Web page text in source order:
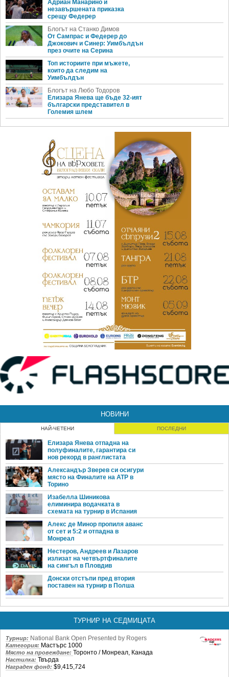
Адриан Манарино и
незавършената приказка
срещу Федерер
Блогът на Станко Димов
От Сампрас и Федерер до
Джокович и Синер: Уимбълдън
през очите на Серина
Топ историите при мъжете,
които да следим на
Уимбълдън
Блогът на Любо Тодоров
Елизара Янева ще бъде 32-ият
български представител в
Големия шлем
НОВИНИ
НАЙ-ЧЕТЕНИ ПОСЛЕДНИ
Елизара Янева отпадна на
полуфиналите, гарантира си
нов рекорд в ранглистата
Александър Зверев си осигури
място на Финалите на ATP в
Торино
Изабелла Шиникова
елиминира водачката в
схемата на турнир в Испания
Алекс де Минор пропиля аванс
от сет и 5:2 и отпадна в
Монреал
Нестеров, Андреев и Лазаров
излизат на четвъртфиналите
на сингъл в Пловдив
Донски отстъпи пред втория
поставен на турнир в Полша
ТУРНИР НА СЕДМИЦАТА
Турнир: National Bank Open Presented by Rogers
Категория: Мастърс 1000
Място на провеждане: Торонто / Монреал, Канада
Настилка: Твърда
Награден фонд: $9,415,724